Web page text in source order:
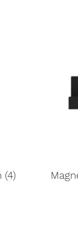
(4)